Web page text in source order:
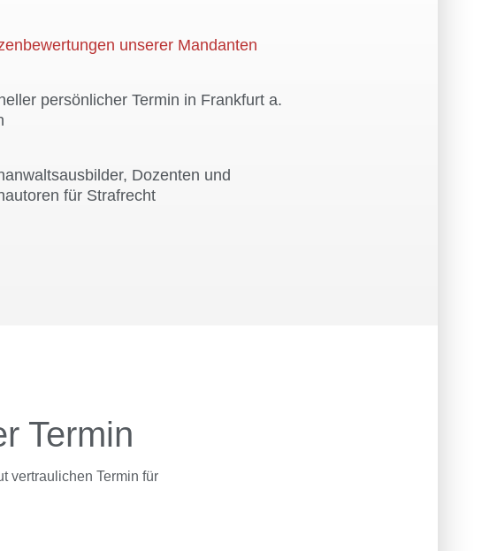
unserer Mandanten
persönlicher Termin in Frankfurt a.
Dozenten und
für Strafrecht
Termin
vertraulichen Termin für